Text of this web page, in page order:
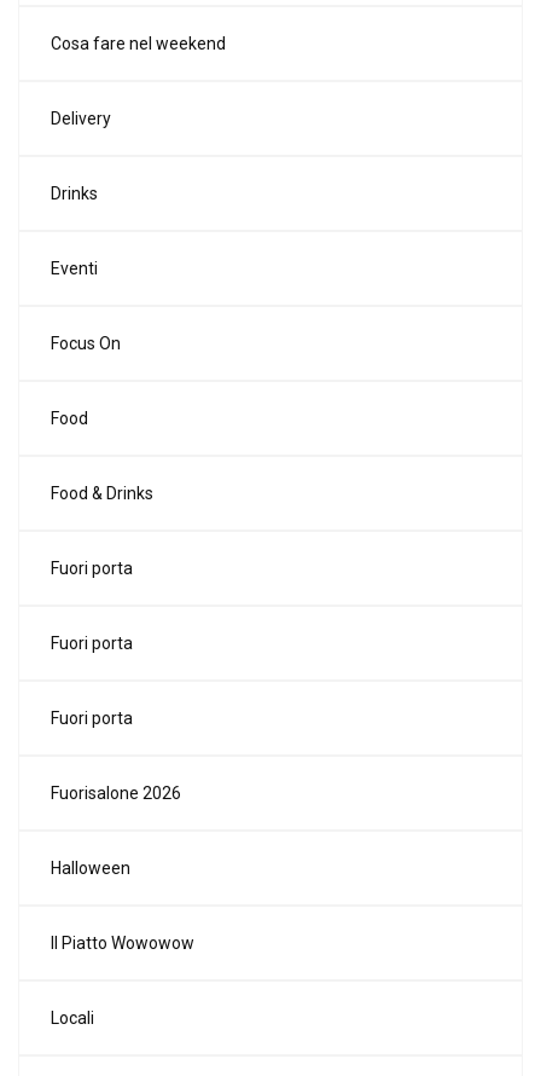
Cosa fare nel weekend
Delivery
Drinks
Eventi
Focus On
Food
Food & Drinks
Fuori porta
Fuori porta
Fuori porta
Fuorisalone 2026
Halloween
Il Piatto Wowowow
Locali